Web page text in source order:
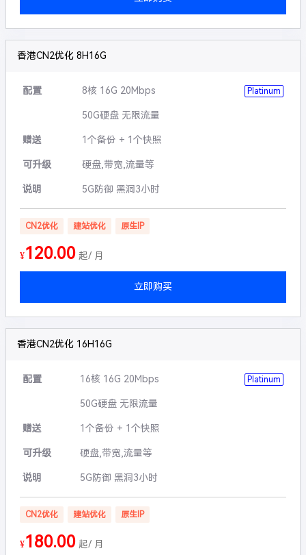
香港CN2优化 8H16G
配置 8核 16G 20Mbps Platinum
50G硬盘 无限流量
赠送 1个备份 + 1个快照
可升级 硬盘,带宽,流量等
说明 5G防御 黑洞3小时
CN2优化 建站优化 原生IP
¥120.00 起/ 月
立即购买
香港CN2优化 16H16G
配置 16核 16G 20Mbps Platinum
50G硬盘 无限流量
赠送 1个备份 + 1个快照
可升级 硬盘,带宽,流量等
说明 5G防御 黑洞3小时
CN2优化 建站优化 原生IP
¥180.00 起/ 月